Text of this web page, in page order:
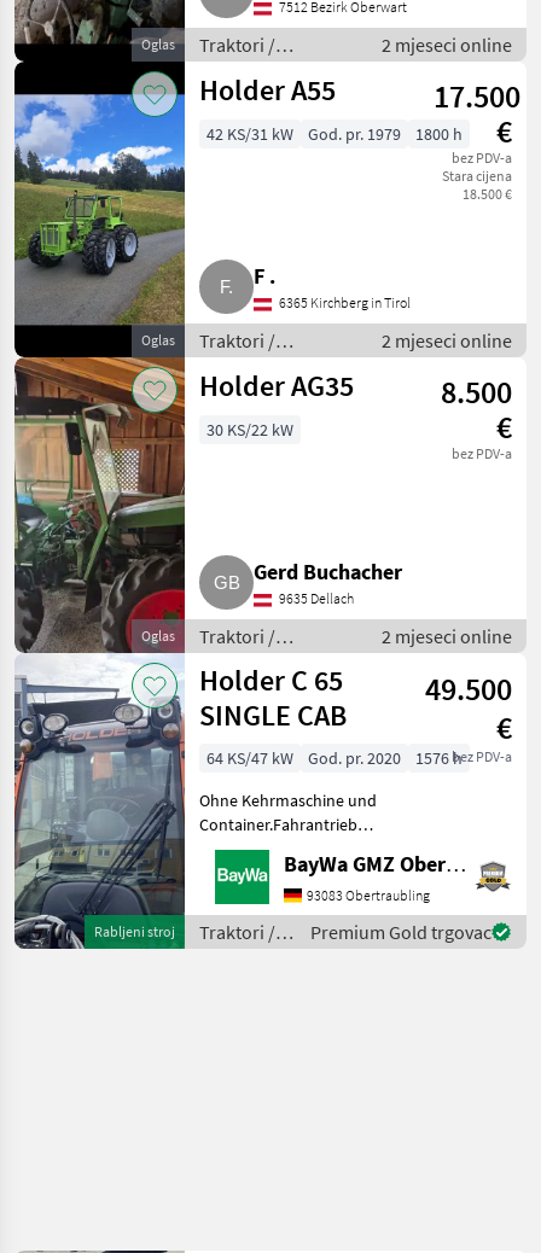
Oglas
7512 Bezirk Oberwart
Traktori /
Standardni traktori
(traktori točkaši)
2 mjeseci online
Oglas
Holder A55
17.500
€
bez PDV-a
Stara cijena
18.500 €
42 KS/31 kW God. pr. 1979 1800 h
F .
6365 Kirchberg in Tirol
Traktori /
Standardni traktori
(traktori točkaši)
2 mjeseci online
Oglas
Holder AG35
8.500
€
bez PDV-a
30 KS/22 kW
Gerd Buchacher
9635 Dellach
Traktori /
Standardni traktori
(traktori točkaši)
2 mjeseci online
Rabljeni stroj
Holder C 65
SINGLE CAB
49.500
€
bez PDV-a
64 KS/47 kW God. pr. 2020
1576 h
Ohne Kehrmaschine und
Container.Fahrantrieb
verstärkt (280 ccm) , Front-
und Heckaushebung,
Frontaushebung 3-
Dimensional,
doppeltwirkend ,
BayWa GMZ Obertraubling
93083 Obertraubling
Traktori /
Holder
Premium Gold trgovac